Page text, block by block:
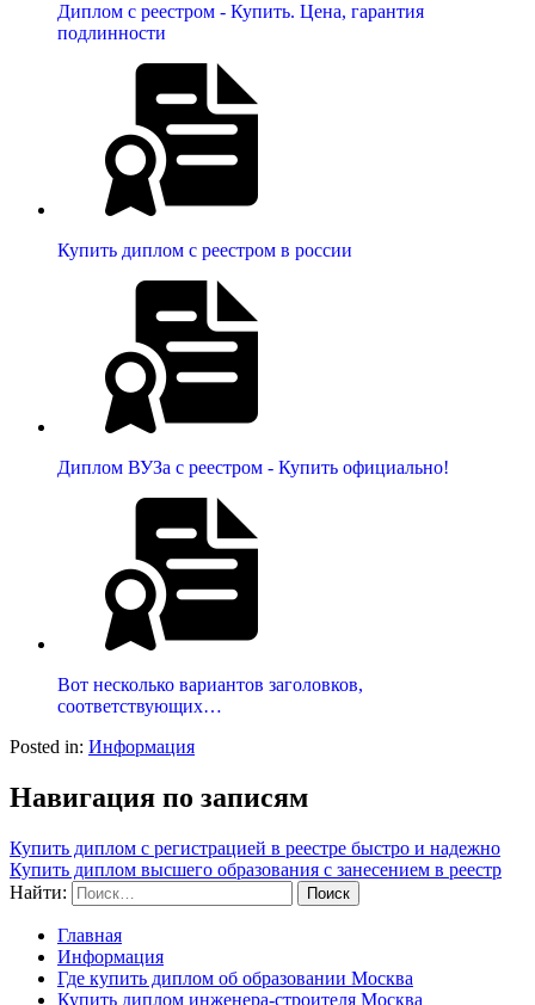
Диплом с реестром - Купить. Цена, гарантия
подлинности
Купить диплом с реестром в россии
Диплом ВУЗа с реестром - Купить официально!
Вот несколько вариантов заголовков,
соответствующих…
Posted in: Информация
Навигация по записям
Купить диплом с регистрацией в реестре быстро и надежно
Купить диплом высшего образования с занесением в реестр
Найти:
Главная
Информация
Где купить диплом об образовании Москва
Купить диплом инженера-строителя Москва